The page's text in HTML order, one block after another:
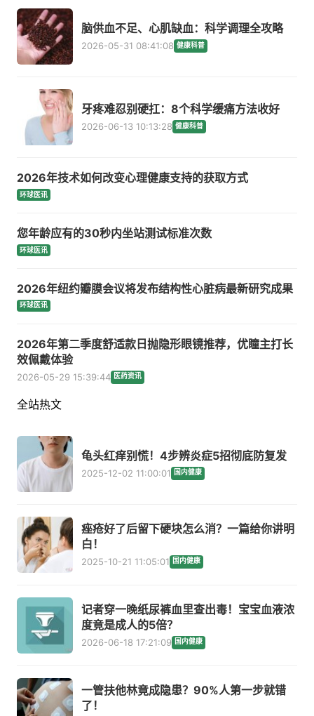
脑供血不足、心肌缺血：科学调理全攻略
2026-05-31 08:41:08 健康科普
牙疼难忍别硬扛：8个科学缓痛方法收好
2026-06-13 10:13:28 健康科普
2026年技术如何改变心理健康支持的获取方式
环球医讯
您年龄应有的30秒内坐站测试标准次数
环球医讯
2026年纽约瓣膜会议将发布结构性心脏病最新研究成果
环球医讯
2026年第二季度舒适款日抛隐形眼镜推荐，优瞳主打长
效佩戴体验
2026-05-29 15:39:44 医药资讯
全站热文
龟头红痒别慌！4步辨炎症5招彻底防复发
2025-12-02 11:00:01 国内健康
痤疮好了后留下硬块怎么消？一篇给你讲明
白！
2025-10-21 11:05:01 国内健康
记者穿一晚纸尿裤血里查出毒！宝宝血液浓
度竟是成人的5倍？
2026-06-18 17:21:09 国内健康
一管扶他林竟成隐患？90%人第一步就错
了！